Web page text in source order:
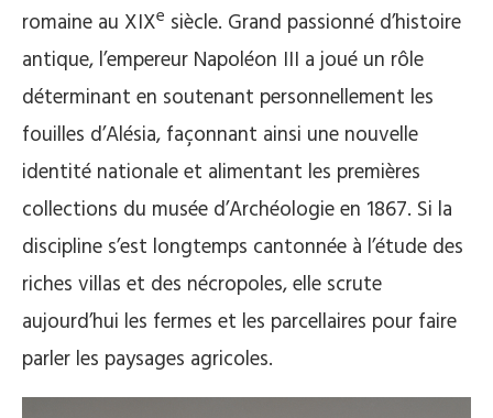
romaine au XIXe siècle. Grand passionné d’histoire
antique, l’empereur Napoléon III a joué un rôle
déterminant en soutenant personnellement les
fouilles d’Alésia, façonnant ainsi une nouvelle
identité nationale et alimentant les premières
collections du musée d’Archéologie en 1867. Si la
discipline s’est longtemps cantonnée à l’étude des
riches villas et des nécropoles, elle scrute
aujourd’hui les fermes et les parcellaires pour faire
parler les paysages agricoles.